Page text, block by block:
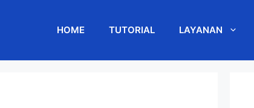
HOME TUTORIAL LAYANAN